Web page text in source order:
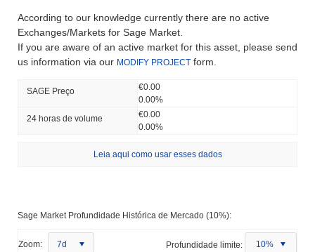
According to our knowledge currently there are no active
Exchanges/Markets for Sage Market.
If you are aware of an active market for this asset, please send
us information via our MODIFY PROJECT form.
SAGE Preço
€0.00
0.00%
24 horas de volume
€0.00
0.00%
Leia aqui como usar esses dados
Sage Market Profundidade Histórica de Mercado (10%):
Zoom: 7d Profundidade limite: 10%